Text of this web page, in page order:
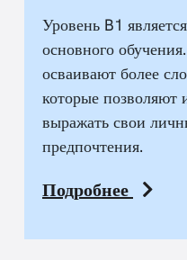
Уровень B1
основного
осваивают более
которые позволяют
выражать свои
предпочтения.
Подробнее